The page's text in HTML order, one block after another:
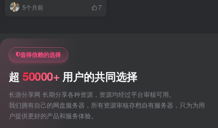
5个月前 7
值得信赖的选择
超50000+ 用户的共同选择
长游分享网 长期分享各种资源，资源均经过平台审核可用。
我们拥有自己的网盘服务器，所有资源审核存档自有服务器，只为为用
户提供更好的产品和服务体验。